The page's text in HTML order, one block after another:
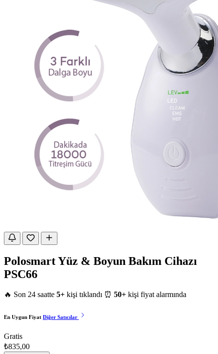
Polosmart Yüz & Boyun Bakım Cihazı
PSC66
🔥 Son 24 saatte 5+ kişi tıklandı ⏰ 50+ kişi fiyat alarmında
En Uygun Fiyat Diğer Satıcılar
Gratis
₺835,00